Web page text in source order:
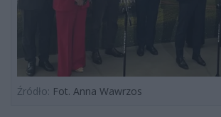
Źródło: Fot. Anna Wawrzos